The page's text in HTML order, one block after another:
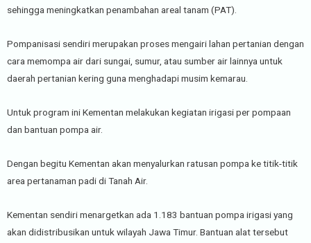
sehingga meningkatkan penambahan areal tanam (PAT).
Pompanisasi sendiri merupakan proses mengairi lahan pertanian dengan
cara memompa air dari sungai, sumur, atau sumber air lainnya untuk
daerah pertanian kering guna menghadapi musim kemarau.
Untuk program ini Kementan melakukan kegiatan irigasi per pompaan
dan bantuan pompa air.
Dengan begitu Kementan akan menyalurkan ratusan pompa ke titik-titik
area pertanaman padi di Tanah Air.
Kementan sendiri menargetkan ada 1.183 bantuan pompa irigasi yang
akan didistribusikan untuk wilayah Jawa Timur. Bantuan alat tersebut